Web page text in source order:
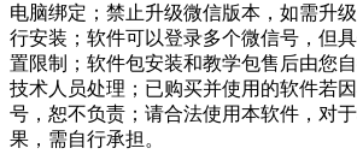
电脑绑定；禁止升级微信版本，如需升
行安装；软件可以登录多个微信号，但
置限制；软件包安装和教学包售后由您
技术人员处理；已购买并使用的软件若
号，恕不负责；请合法使用本软件，对
果，需自行承担。